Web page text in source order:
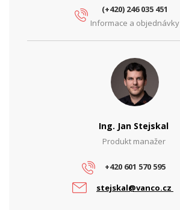
(+420) 246 035 451
Informace a objednávky
Ing. Jan Stejskal
Produkt manažer
+420 601 570 595
stejskal@vanco.cz